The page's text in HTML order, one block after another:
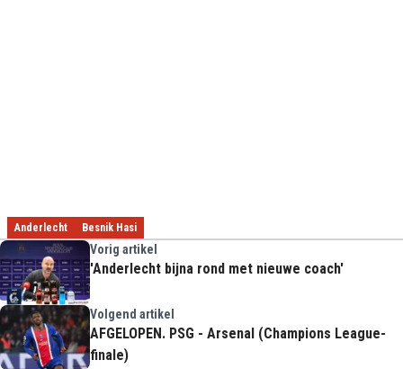
Anderlecht Besnik Hasi
Vorig artikel
'Anderlecht bijna rond met nieuwe coach'
Volgend artikel
AFGELOPEN. PSG - Arsenal (Champions League-
finale)